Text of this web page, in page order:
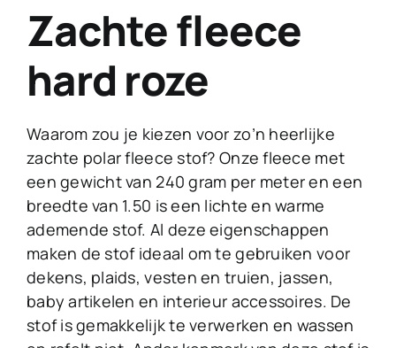
Zachte fleece
hard roze
Waarom zou je kiezen voor zo’n heerlijke
zachte polar fleece stof? Onze fleece met
een gewicht van 240 gram per meter en een
breedte van 1.50 is een lichte en warme
ademende stof. Al deze eigenschappen
maken de stof ideaal om te gebruiken voor
dekens, plaids, vesten en truien, jassen,
baby artikelen en interieur accessoires. De
stof is gemakkelijk te verwerken en wassen